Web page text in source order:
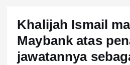
Khalijah Ismail
Maybank atas
jawatannya